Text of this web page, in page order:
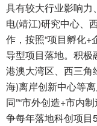
具有较大行业影响
电(靖江)研究中心、
作，按照“项目孵化+
导型项目落地。积
港澳大湾区、西三角
海)离岸创新中心等
同”“市外创造+市内
争每年落地科创项